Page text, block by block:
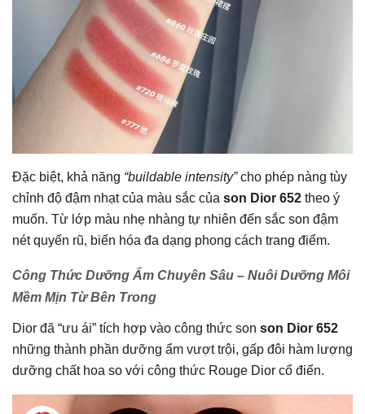
Đặc biệt, khả năng “buildable intensity”cho phép nàng tùy
chỉnh độ đậm nhạt của màu sắc của son Dior 652 theo ý
muốn. Từ lớp màu nhẹ nhàng tự nhiên đến sắc son đậm
nét quyến rũ, biến hóa đa dạng phong cách trang điểm.
Công Thức Dưỡng Ẩm Chuyên Sâu – Nuôi Dưỡng Môi
Mềm Mịn Từ Bên Trong
Dior đã “ưu ái” tích hợp vào công thức son son Dior 652
những thành phần dưỡng ẩm vượt trội, gấp đôi hàm lượng
dưỡng chất hoa so với công thức Rouge Dior cổ điển.